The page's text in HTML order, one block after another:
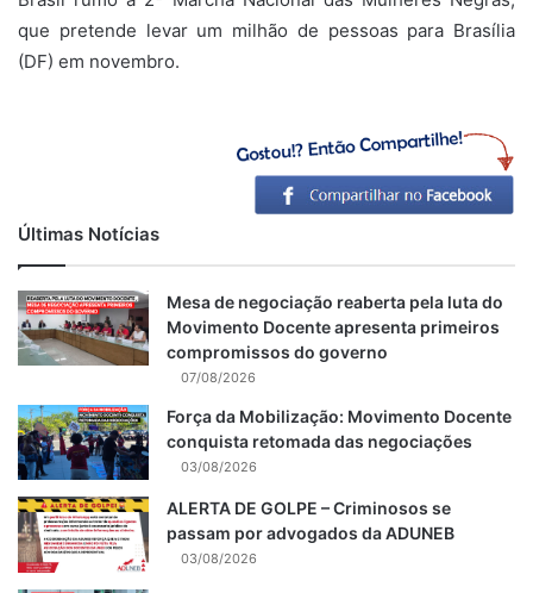
que pretende levar um milhão de pessoas para Brasília
(DF) em novembro.
Últimas Notícias
Mesa de negociação reaberta pela luta do
Movimento Docente apresenta primeiros
compromissos do governo
07/08/2026
Força da Mobilização: Movimento Docente
conquista retomada das negociações
03/08/2026
ALERTA DE GOLPE – Criminosos se
passam por advogados da ADUNEB
03/08/2026